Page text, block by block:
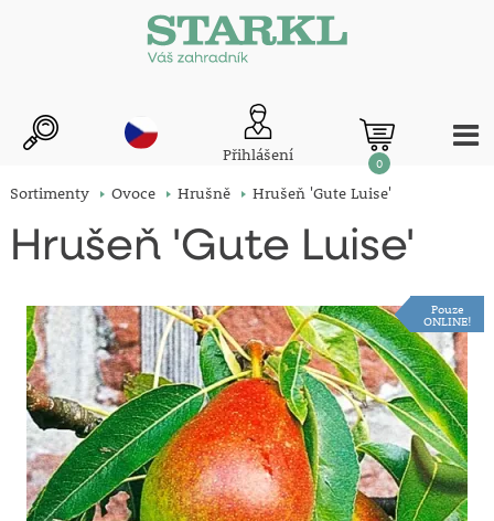
Přihlášení 0
Sortimenty Ovoce Hrušně Hrušeň 'Gute Luise'
Hrušeň 'Gute Luise'
Pouze
ONLINE!